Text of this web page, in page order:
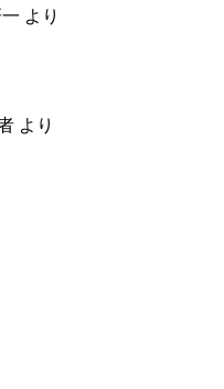
より
より